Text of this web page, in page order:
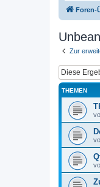
Foren-
Zur
THEMEN